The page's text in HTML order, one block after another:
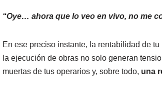
“Oye… ahora que lo veo en vivo, no me
En ese preciso instante, la rentabilidad de
la ejecución de obras no solo generan
muertas de tus operarios y, sobre todo, una